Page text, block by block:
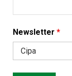
Newsletter *